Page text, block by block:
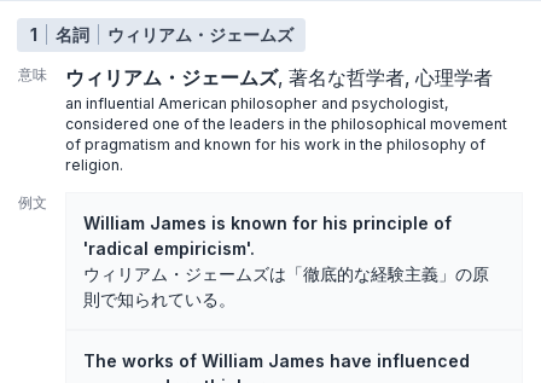
1 名詞 ウィリアム・ジェームズ
意味 ウィリアム・ジェームズ 著名な哲学者 心理学者
an influential American philosopher and psychologist,
considered one of the leaders in the philosophical movement
of pragmatism and known for his work in the philosophy of
religion.
例文
William James is known for his principle of
'radical empiricism'.
ウィリアム・ジェームズは「徹底的な経験主義」の原
則で知られている。
The works of William James have influenced